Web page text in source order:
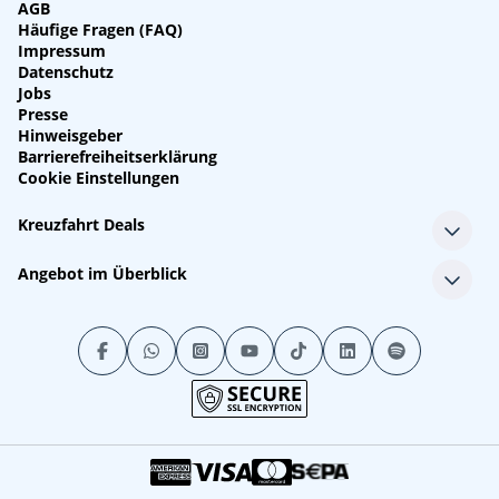
AGB
Häufige Fragen (FAQ)
Impressum
Datenschutz
Jobs
Presse
Hinweisgeber
Barrierefreiheitserklärung
Cookie Einstellungen
Kreuzfahrt Deals
Single-Kreuzfahrten
Kreuzfahrt mit Kindern
Minikreuzfahrten
Stornokabinen
Luxuskreuzfahrten
Angebot im Überblick
Alle Schiffe
Alle Reiseziele
Kreuzfahrtpakete